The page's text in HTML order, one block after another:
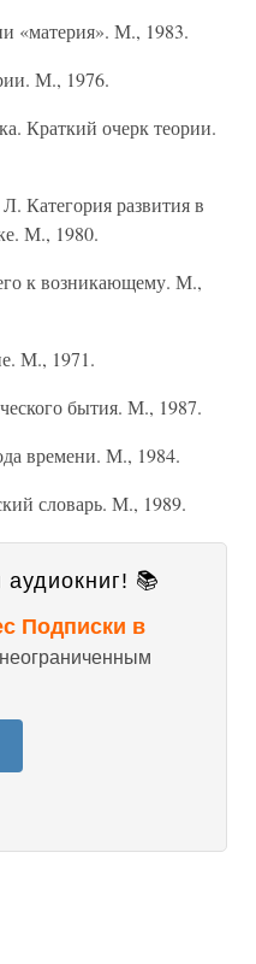
«материя». М., 1983.
М., 1976.
Краткий очерк теории.
развития в
М., 1980.
к возникающему. М.,
М., 1971.
бытия. М., 1987.
времени. М., 1984.
словарь. М., 1989.
📚
Подписки в